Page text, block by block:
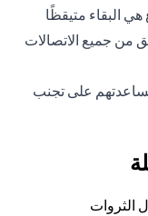
البقاء متيقظًا
من جميع الاتصالات
على تجنب